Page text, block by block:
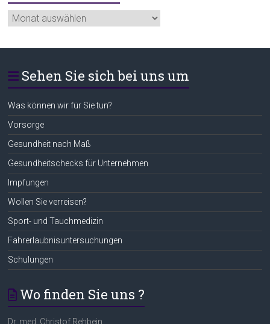
Ältere
Beiträge
Sehen Sie sich bei uns um
Was können wir für Sie tun?
Vorsorge
Gesundheit nach Maß
Gesundheitschecks für Unternehmen
Impfungen
Wollen Sie verreisen?
Sport- und Tauchmedizin
Fahrerlaubnisuntersuchungen
Schulungen
Wo finden Sie uns ?
Dr. med. Christof Rehbein